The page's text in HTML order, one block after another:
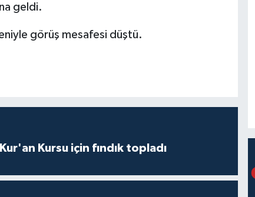
geldi.
görüş mesafesi düştü.
Kursu için fındık topladı